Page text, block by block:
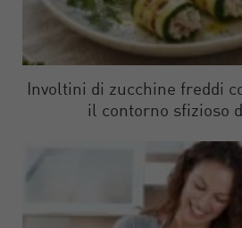
Involtini di zucchine freddi
il contorno sfizioso